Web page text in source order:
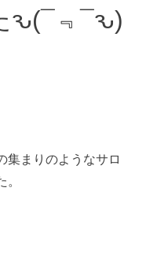
ԅ(¯﹃¯ԅ)
集まりのようなサロ